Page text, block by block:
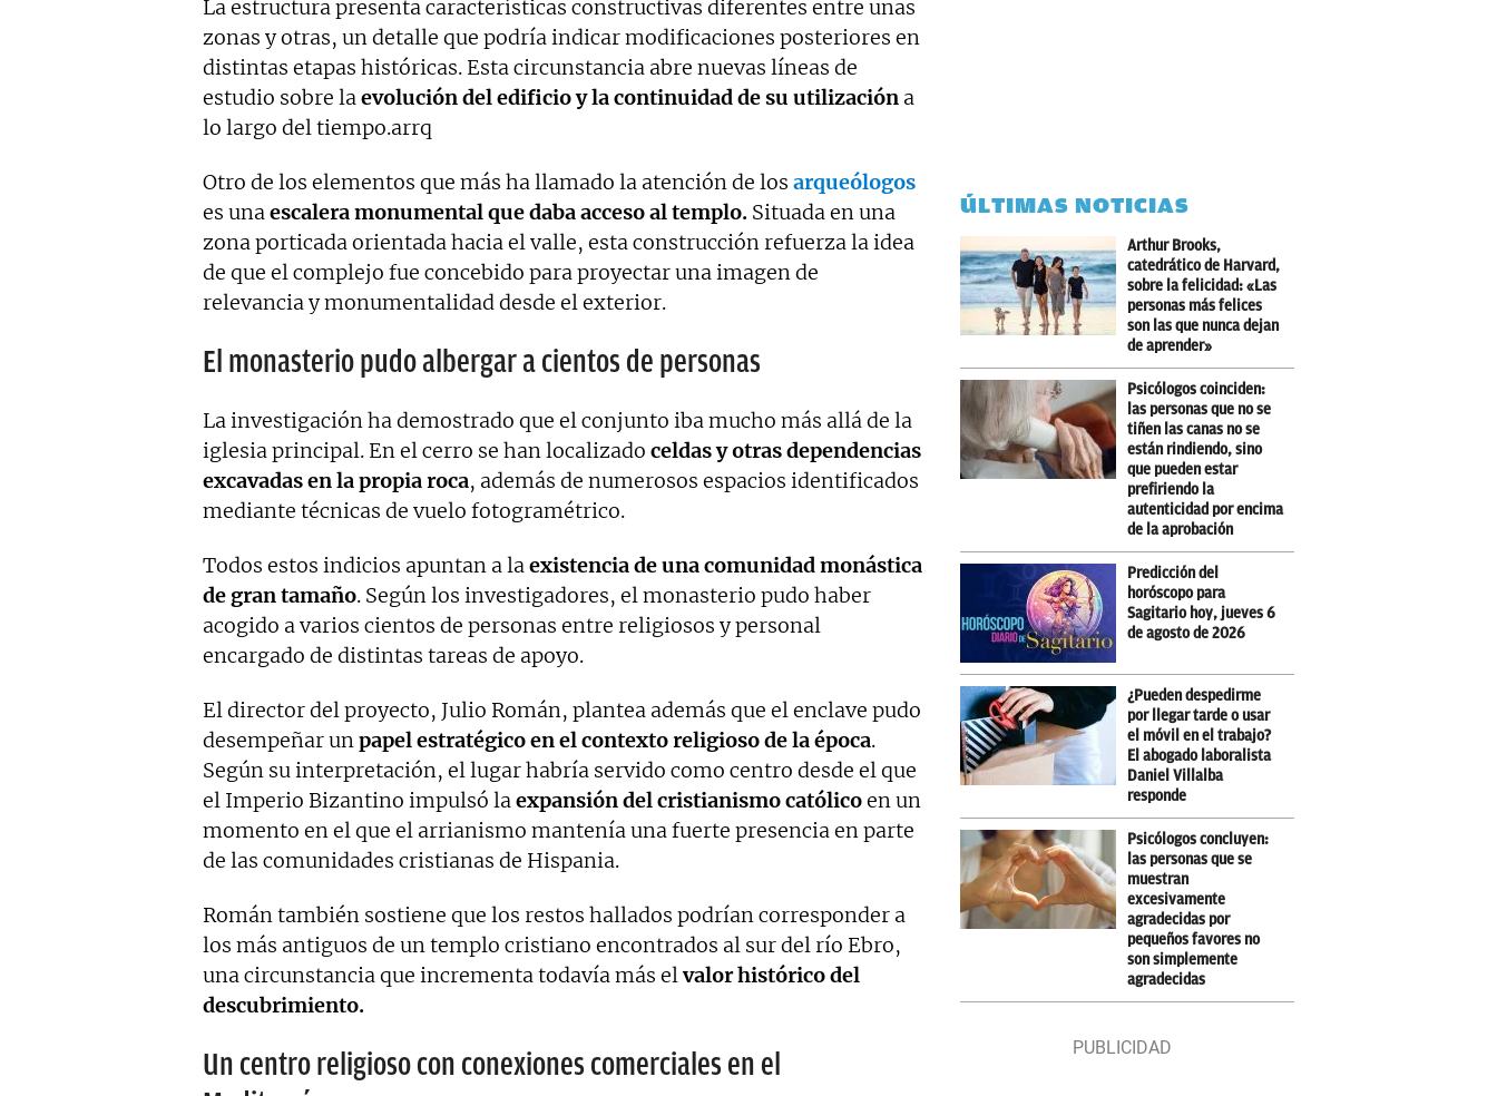
La estructura presenta características constructivas diferentes entre unas
zonas y otras, un detalle que podría indicar modificaciones posteriores en
distintas etapas históricas. Esta circunstancia abre nuevas líneas de
estudio sobre laevolución del edificio y la continuidad de su utilización a
lo largo del tiempo.arrq
Otro de los elementos que más ha llamado la atención de los arqueólogos
es unaescalera monumental que daba acceso al templo. Situada en una
zona porticada orientada hacia el valle, esta construcción refuerza la idea
de que el complejo fue concebido para proyectar una imagen de
relevancia y monumentalidad desde el exterior.
El monasterio pudo albergar a cientos de personas
La investigación ha demostrado que el conjunto iba mucho más allá de la
iglesia principal. En el cerro se han localizado celdas y otras dependencias
excavadas en la propia roca, además de numerosos espacios identificados
mediante técnicas de vuelo fotogramétrico.
Todos estos indicios apuntan a laexistencia de una comunidad monástica
de gran tamaño. Según los investigadores, el monasterio pudo haber
acogido a varios cientos de personas entre religiosos y personal
encargado de distintas tareas de apoyo.
El director del proyecto, Julio Román, plantea además que el enclave pudo
desempeñar unpapel estratégico en el contexto religioso de la época.
Según su interpretación, el lugar habría servido como centro desde el que
el Imperio Bizantino impulsó laexpansión del cristianismo católicoen un
momento en el que el arrianismo mantenía una fuerte presencia en parte
de las comunidades cristianas de Hispania.
Román también sostiene que los restos hallados podrían corresponder a
los más antiguos de un templo cristiano encontrados al sur del río Ebro,
una circunstancia que incrementa todavía más elvalor histórico del
descubrimiento.
Un centro religioso con conexiones comerciales en el
ÚLTIMAS NOTICIAS
Arthur Brooks,
catedrático de Harvard,
sobre la felicidad: «Las
personas más felices
son las que nunca dejan
de aprender»
Psicólogos coinciden:
las personas que no se
tiñen las canas no se
están rindiendo, sino
que pueden estar
prefiriendo la
autenticidad por encima
de la aprobación
Predicción del
horóscopo para
Sagitario hoy, jueves 6
de agosto de 2026
¿Pueden despedirme
por llegar tarde o usar
el móvil en el trabajo?
El abogado laboralista
Daniel Villalba
responde
Psicólogos concluyen:
las personas que se
muestran
excesivamente
agradecidas por
pequeños favores no
son simplemente
agradecidas